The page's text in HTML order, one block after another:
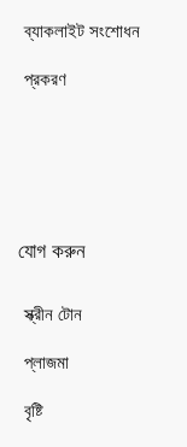
ব্যাকলাইট সংশোধন
প্রকরণ
যোগ করুন
স্ক্রীন টোন
প্লাজমা
বৃষ্টি